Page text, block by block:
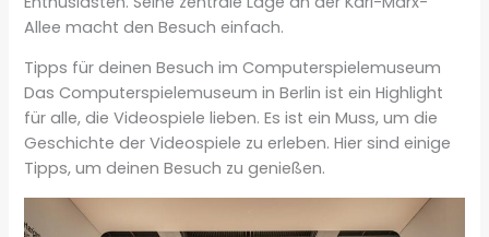
Allee macht den Besuch einfach.
Tipps für deinen Besuch im Computerspielemuseum
Das Computerspielemuseum in Berlin ist ein Highlight
für alle, die Videospiele lieben. Es ist ein Muss, um die
Geschichte der Videospiele zu erleben. Hier sind einige
Tipps, um deinen Besuch zu genießen.